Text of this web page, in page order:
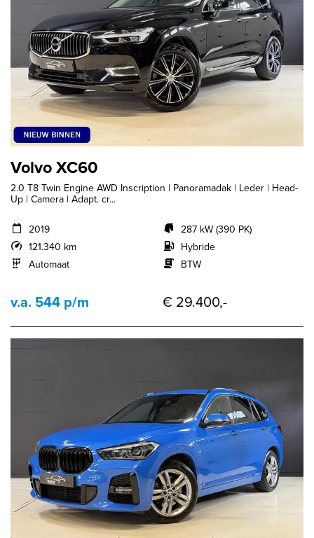
Volvo XC60
2.0 T8 Twin Engine AWD Inscription | Panoramadak | Leder | Head-
Up | Camera | Adapt. cr...
2019
121.340 km
Automaat
287 kW (390 PK)
Hybride
BTW
v.a. 544 p/m € 29.400,-